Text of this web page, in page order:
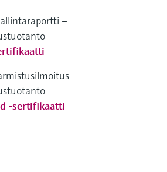
–
–
-sertifikaatti